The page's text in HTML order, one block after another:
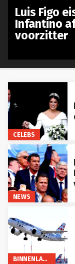
CELEBS
NEWS
BINNENLAND
Luis Figo
Infantino
voorzitter